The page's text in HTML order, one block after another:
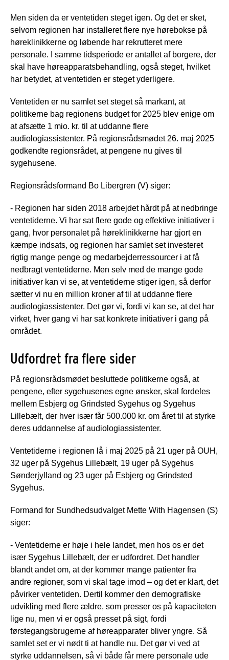
Men siden da er ventetiden steget igen. Og det er sket,
selvom regionen har installeret flere nye hørebokse på
høreklinikkerne og løbende har rekrutteret mere
personale. I samme tidsperiode er antallet af borgere, der
skal have høreapparatsbehandling, også steget, hvilket
har betydet, at ventetiden er steget yderligere.
Ventetiden er nu samlet set steget så markant, at
politikerne bag regionens budget for 2025 blev enige om
at afsætte 1 mio. kr. til at uddanne flere
audiologiassistenter. På regionsrådsmødet 26. maj 2025
godkendte regionsrådet, at pengene nu gives til
sygehusene.
Regionsrådsformand Bo Libergren (V) siger:
- Regionen har siden 2018 arbejdet hårdt på at nedbringe
ventetiderne. Vi har sat flere gode og effektive initiativer i
gang, hvor personalet på høreklinikkerne har gjort en
kæmpe indsats, og regionen har samlet set investeret
rigtig mange penge og medarbejderressourcer i at få
nedbragt ventetiderne. Men selv med de mange gode
initiativer kan vi se, at ventetiderne stiger igen, så derfor
sætter vi nu en million kroner af til at uddanne flere
audiologiassistenter. Det gør vi, fordi vi kan se, at det har
virket, hver gang vi har sat konkrete initiativer i gang på
området.
Udfordret fra flere sider
På regionsrådsmødet besluttede politikerne også, at
pengene, efter sygehusenes egne ønsker, skal fordeles
mellem Esbjerg og Grindsted Sygehus og Sygehus
Lillebælt, der hver især får 500.000 kr. om året til at styrke
deres uddannelse af audiologiassistenter.
Ventetiderne i regionen lå i maj 2025 på 21 uger på OUH,
32 uger på Sygehus Lillebælt, 19 uger på Sygehus
Sønderjylland og 23 uger på Esbjerg og Grindsted
Sygehus.
Formand for Sundhedsudvalget Mette With Hagensen (S)
siger:
- Ventetiderne er høje i hele landet, men hos os er det
især Sygehus Lillebælt, der er udfordret. Det handler
blandt andet om, at der kommer mange patienter fra
andre regioner, som vi skal tage imod – og det er klart, det
påvirker ventetiden. Dertil kommer den demografiske
udvikling med flere ældre, som presser os på kapaciteten
lige nu, men vi er også presset på sigt, fordi
førstegangsbrugerne af høreapparater bliver yngre. Så
samlet set er vi nødt ti at handle nu. Det gør vi ved at
styrke uddannelsen, så vi både får mere personale ude